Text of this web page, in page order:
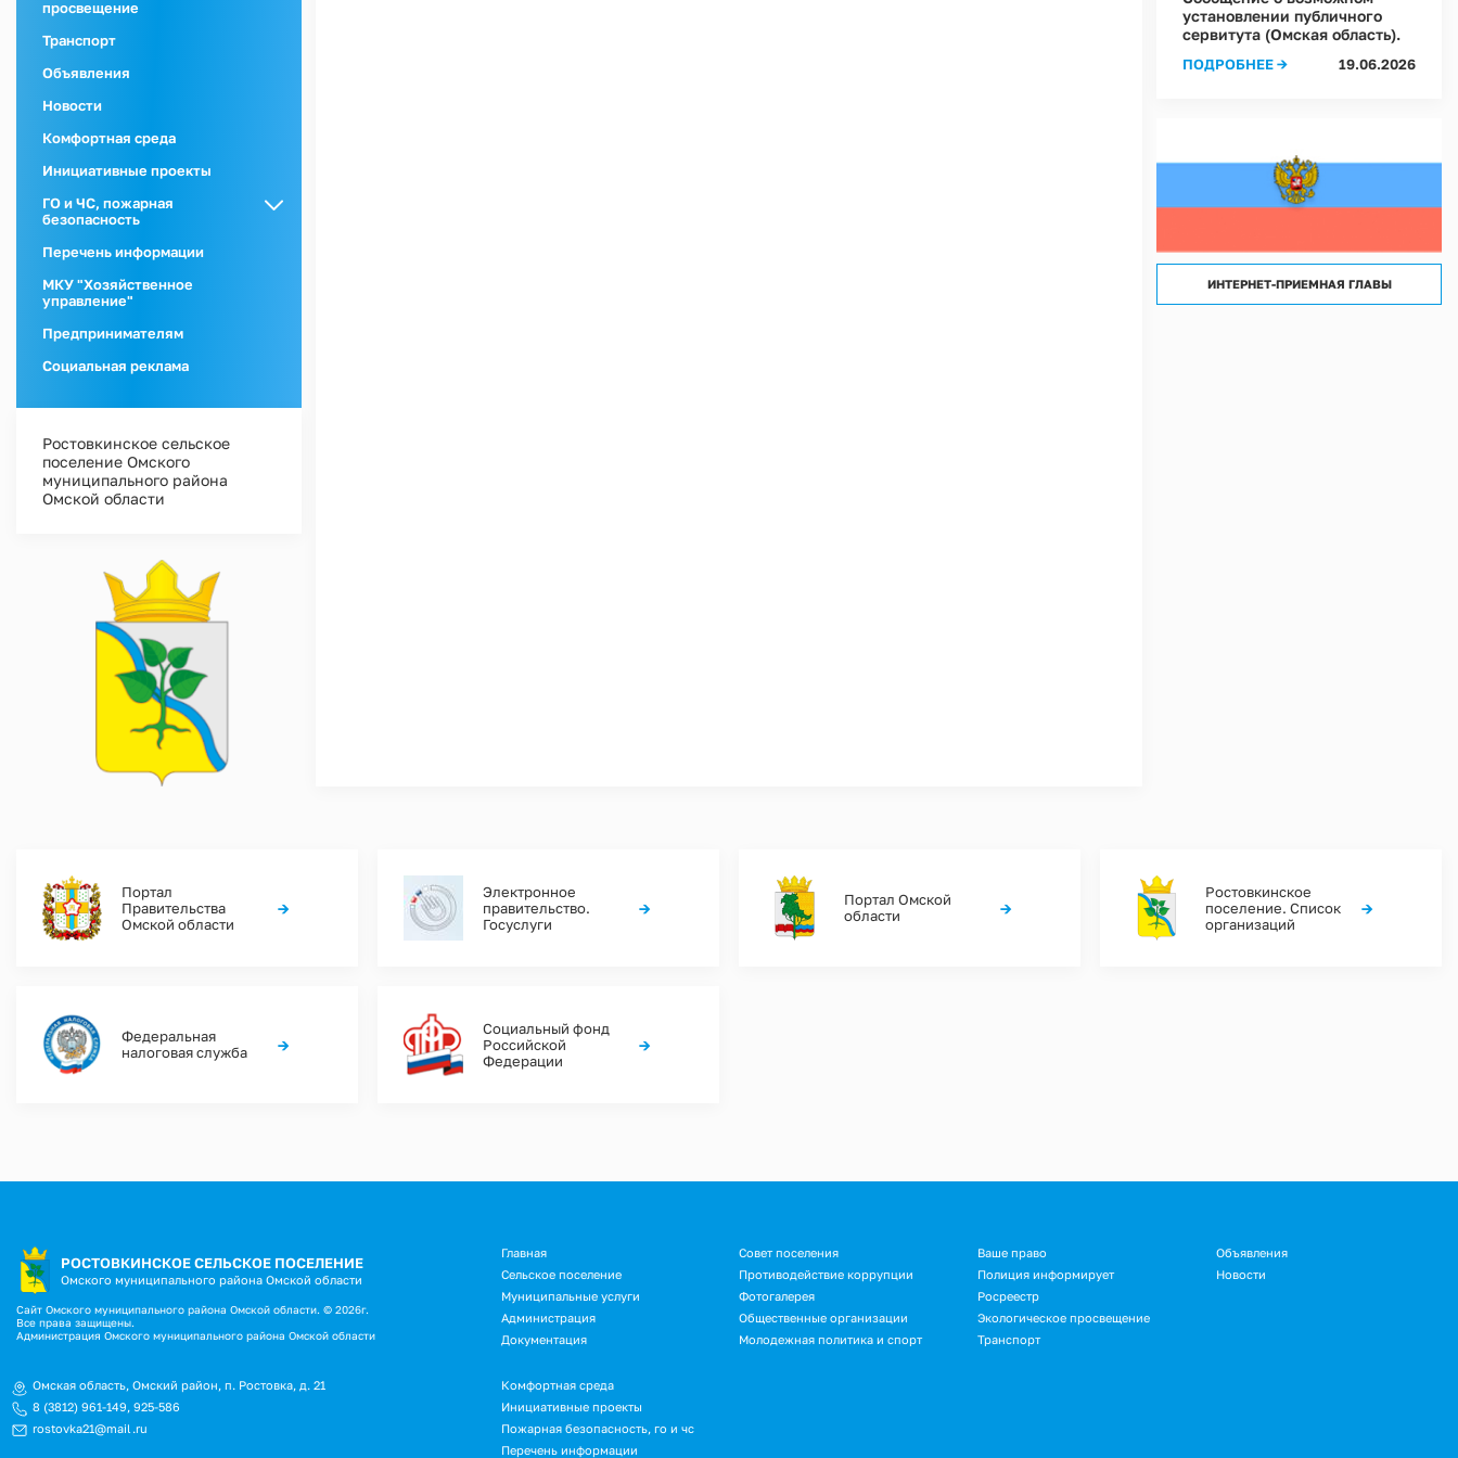
Сведения об установлении классов (подклассов) условий труда на рабочих местах в Администрации Ростовкинского
Сведения об установлении классов (подклассов) условий труда на рабочих местах в МКУ "Хозяйственное управление
просвещение
Транспорт
Объявления
Новости
Комфортная среда
Инициативные проекты
ГО и ЧС, пожарная
безопасность
ГО и ЧС
Пожарная
безопасность
Перечень информации
МКУ "Хозяйственное
управление"
Предпринимателям
Социальная реклама
Ростовкинское сельское
поселение Омского
муниципального района
Омской области
установлении публичного
сервитута (Омская область).
ПОДРОБНЕЕ → 19.06.2026
ИНТЕРНЕТ-ПРИЕМНАЯ ГЛАВЫ
Портал
Правительства
Омской области
→
Электронное
правительство.
Госуслуги
→
Портал Омской
области
→
Ростовкинское
поселение. Список
организаций
→
Федеральная
налоговая служба
→
Социальный фонд
Российской
Федерации
→
РОСТОВКИНСКОЕ СЕЛЬСКОЕ ПОСЕЛЕНИЕ
Омского муниципального района Омской области
Сайт Омского муниципального района Омской области. © 2026г.
Все права защищены.
Администрация Омского муниципального района Омской области
Подвал
Главная
Сельское поселение
Муниципальные услуги
Администрация
Документация
Совет поселения
Противодействие коррупции
Фотогалерея
Общественные организации
Молодежная политика и спорт
Ваше право
Полиция информирует
Росреестр
Экологическое просвещение
Транспорт
Объявления
Новости
Омская область, Омский район, п. Ростовка, д. 21
8 (3812) 961-149, 925-586
rostovka21@mail.ru
Подвал.
Дополнительное
меню
Комфортная среда
Инициативные проекты
Пожарная безопасность, го и чс
Перечень информации